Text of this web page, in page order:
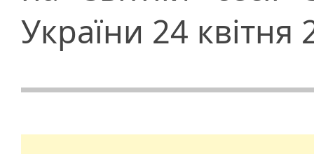
України 24 квітня